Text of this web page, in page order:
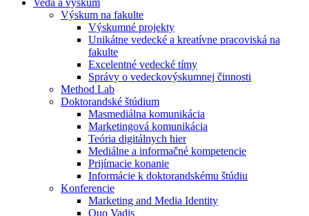
Veda a výskum
Výskum na fakulte
Výskumné projekty
Unikátne vedecké a kreatívne pracoviská na
fakulte
Excelentné vedecké tímy
Správy o vedeckovýskumnej činnosti
Method Lab
Doktorandské štúdium
Masmediálna komunikácia
Marketingová komunikácia
Teória digitálnych hier
Mediálne a informačné kompetencie
Prijímacie konanie
Informácie k doktorandskému štúdiu
Konferencie
Marketing and Media Identity
Quo Vadis